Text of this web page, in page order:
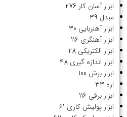
ابزار آسان کار 276
مبدل 39
ابزار آهنربایی 30
ابزار آهنگری 116
ابزار الکتریکی 28
ابزار اندازه گیری 48
ابزار برش 100
اره 33
ابزار برقی 116
ابزار پولیش کاری 61